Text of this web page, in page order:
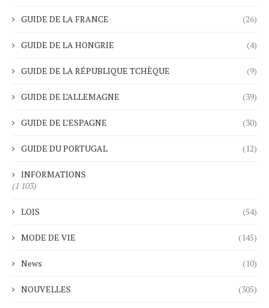
GUIDE DE LA FRANCE (26)
GUIDE DE LA HONGRIE (4)
GUIDE DE LA RÉPUBLIQUE TCHÈQUE (9)
GUIDE DE L’ALLEMAGNE (39)
GUIDE DE L’ESPAGNE (30)
GUIDE DU PORTUGAL (12)
INFORMATIONS
(1 103)
LOIS (54)
MODE DE VIE (145)
News (10)
NOUVELLES (305)